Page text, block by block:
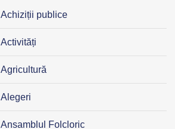
Achiziții publice
Activități
Agricultură
Alegeri
Ansamblul Folcloric